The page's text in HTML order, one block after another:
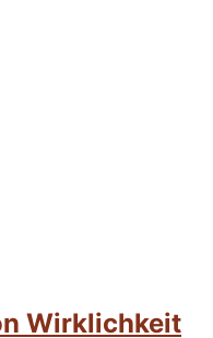
Wirklichkeit